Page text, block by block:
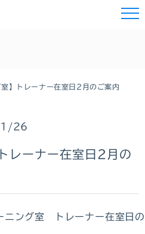
室】トレーナー在室日2月のご案内
26
レーナー在室日2月の
ニング室　トレーナー在室日